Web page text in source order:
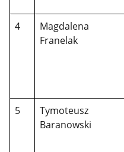
4
Magdalena
Franelak
5
Tymoteusz
Baranowski